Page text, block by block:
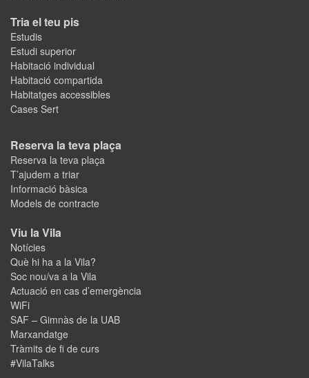
Tria el teu pis
Estudis
Estudi superior
Habitació individual
Habitació compartida
Habitatges accessibles
Cases Sert
Reserva la teva plaça
Reserva la teva plaça
T’ajudem a triar
Informació bàsica
Models de contracte
Viu la Vila
Notícies
Què hi ha a la Vila?
Soc nou/va a la Vila
Actuació en cas d’emergència
WiFi
SAF – Gimnàs de la UAB
Marxandatge
Tràmits de fi de curs
#VilaTalks